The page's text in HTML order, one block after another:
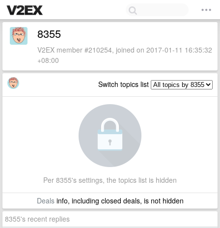
8355
V2EX member #210254, joined on 2017-01-11 16:35:32
+08:00
Switch topics list
Per 8355's settings, the topics list is hidden
Dealsinfo, including closed deals, is not hidden
8355's recent replies